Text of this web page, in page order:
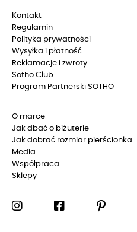
Kontakt
Regulamin
Polityka prywatności
Wysyłka i płatność
Reklamacje i zwroty
Sotho Club
Program Partnerski SOTHO
O marce
Jak dbać o biżuterie
Jak dobrać rozmiar pierścionka
Media
Współpraca
Sklepy